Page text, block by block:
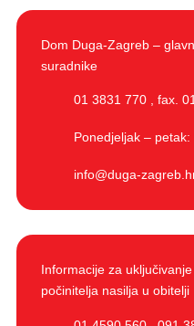
Dom Duga-Zagreb –
suradnike
01 3831 770 fax.
Ponedjeljak –
info@duga-
Informacije za
počinitelja nasilja u obitelji